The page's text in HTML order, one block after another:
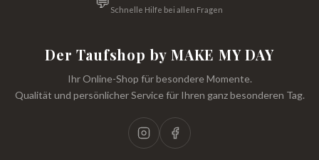
Schnelle Hilfe bei allen Fragen
Der Taufshop by MAKE MY DAY
Ihr Online-Shop für besondere Momente.
Qualität und persönlicher Service für Ihren ganz besonderen Tag.